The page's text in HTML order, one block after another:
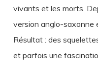
vivants et les morts.
version anglo-saxonne
Résultat : des
et parfois une